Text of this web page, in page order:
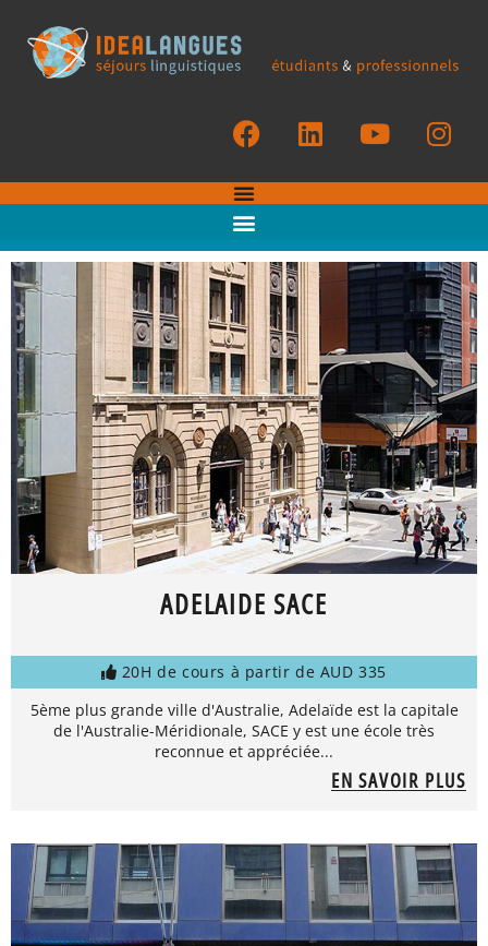
ADELAIDE SACE
20H de cours à partir de AUD 335
5ème plus grande ville d'Australie, Adelaïde est la capitale
de l'Australie-Méridionale, SACE y est une école très
reconnue et appréciée...
EN SAVOIR PLUS